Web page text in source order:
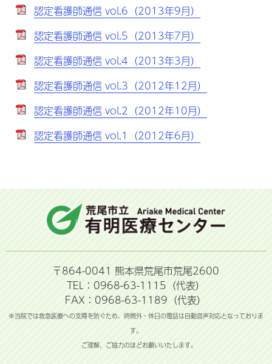
認定看護師通信 vol.6（2013年9月）
認定看護師通信 vol.5（2013年7月）
認定看護師通信 vol.4（2013年3月）
認定看護師通信 vol.3（2012年12月）
認定看護師通信 vol.2（2012年10月）
認定看護師通信 vol.1（2012年6月）
〒864-0041 熊本県荒尾市荒尾2600
TEL：0968-63-1115（代表）
FAX：0968-63-1189（代表）
※当院では救急医療への支障を防ぐため、時間外・休日の電話は自動音声対応となっておりま
す。
ご理解、ご協力のほどお願いいたします。